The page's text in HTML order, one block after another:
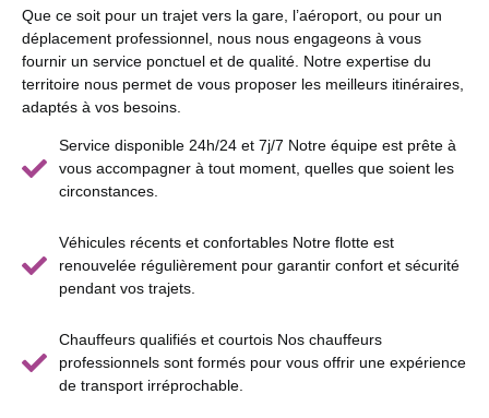
Que ce soit pour un trajet vers la gare, l’aéroport, ou pour un
déplacement professionnel, nous nous engageons à vous
fournir un service ponctuel et de qualité. Notre expertise du
territoire nous permet de vous proposer les meilleurs itinéraires,
adaptés à vos besoins.
Service disponible 24h/24 et 7j/7 Notre équipe est prête à
vous accompagner à tout moment, quelles que soient les
circonstances.
Véhicules récents et confortables Notre flotte est
renouvelée régulièrement pour garantir confort et sécurité
pendant vos trajets.
Chauffeurs qualifiés et courtois Nos chauffeurs
professionnels sont formés pour vous offrir une expérience
de transport irréprochable.